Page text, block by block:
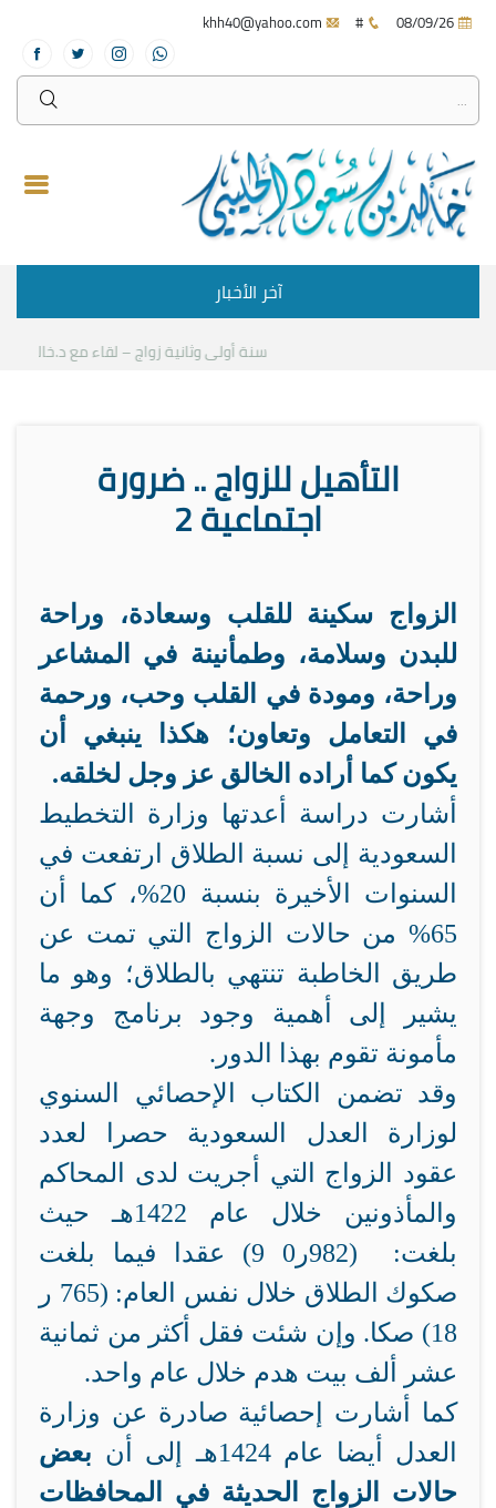
#
آخر الأخبار
سنة أولى وثانية زواج – لقاء مع د.خالد
التأهيل للزواج .. ضرورة
اجتماعية 2
الزواج سكينة للقلب وسعادة، وراحة
للبدن وسلامة، وطمأنينة في المشاعر
وراحة، ومودة في القلب وحب، ورحمة
في التعامل وتعاون؛ هكذا ينبغي أن
يكون كما أراده الخالق عز وجل لخلقه.
أشارت دراسة أعدتها وزارة التخطيط
السعودية إلى نسبة الطلاق ارتفعت في
السنوات الأخيرة بنسبة 20%، كما أن
65% من حالات الزواج التي تمت عن
طريق الخاطبة تنتهي بالطلاق؛ وهو ما
يشير إلى أهمية وجود برنامج وجهة
مأمونة تقوم بهذا الدور.
وقد تضمن الكتاب الإحصائي السنوي
لوزارة العدل السعودية حصرا لعدد
عقود الزواج التي أجريت لدى المحاكم
والمأذونين خلال عام 1422هـ حيث
بلغت: (982ر0 9) عقدا فيما بلغت
صكوك الطلاق خلال نفس العام: (765 ر
18) صكا. وإن شئت فقل أكثر من ثمانية
عشر ألف بيت هدم خلال عام واحد.
كما أشارت إحصائية صادرة عن وزارة
العدل أيضا عام 1424هـ إلى أن
بعض
حالات الزواج الحديثة في المحافظات